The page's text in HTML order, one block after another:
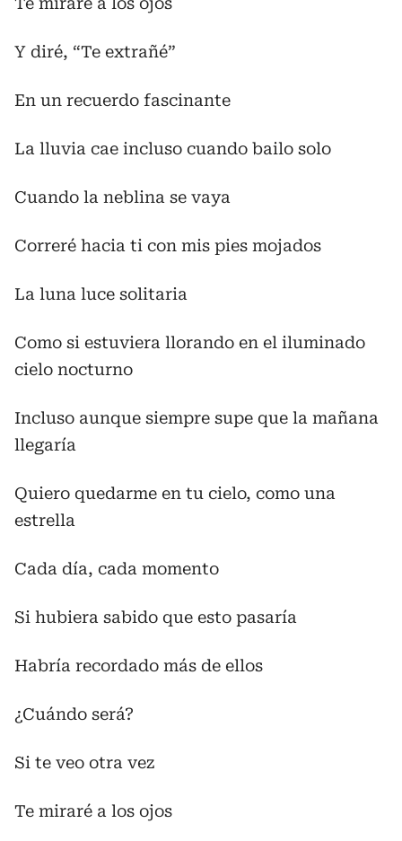
Y diré, “Te extrañé”
En un recuerdo fascinante
La lluvia cae incluso cuando bailo solo
Cuando la neblina se vaya
Correré hacia ti con mis pies mojados
La luna luce solitaria
Como si estuviera llorando en el iluminado
cielo nocturno
Incluso aunque siempre supe que la mañana
llegaría
Quiero quedarme en tu cielo, como una
estrella
Cada día, cada momento
Si hubiera sabido que esto pasaría
Habría recordado más de ellos
¿Cuándo será?
Si te veo otra vez
Te miraré a los ojos